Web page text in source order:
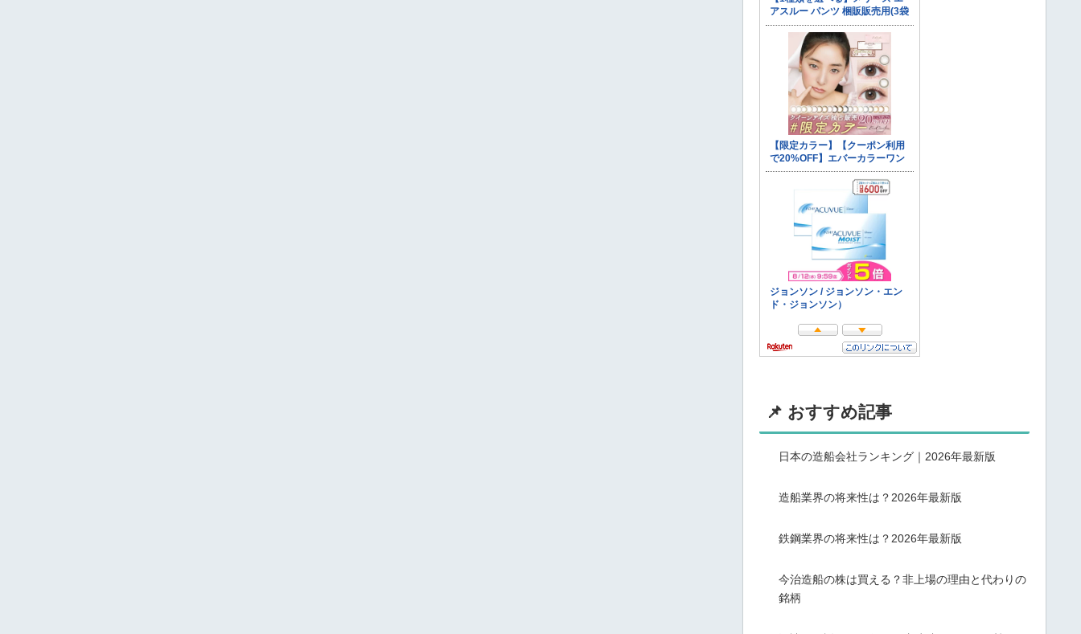
📌 おすすめ記事
日本の造船会社ランキング｜2026年最新版
造船業界の将来性は？2026年最新版
鉄鋼業界の将来性は？2026年最新版
今治造船の株は買える？非上場の理由と代わりの
銘柄